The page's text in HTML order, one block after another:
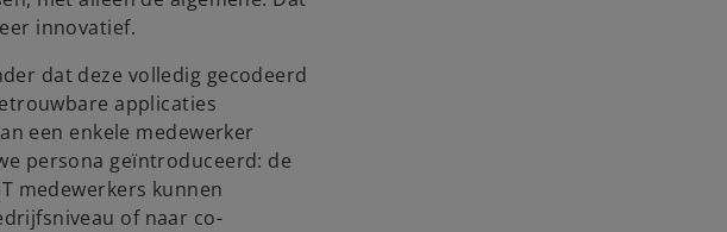
innovatief.
dat deze volledig gecodeerd
applicaties
een enkele medewerker
persona geïntroduceerd: de
medewerkers kunnen
of naar co-